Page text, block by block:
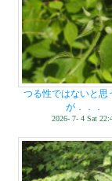
つる性ではないと思
が．．．
2026- 7- 4 Sat